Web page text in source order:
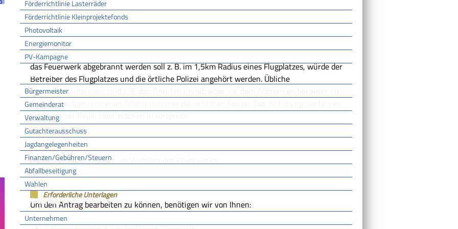
Förderrichtlinie Lasterräder
Förderrichtlinie Kleinprojektefonds
Photovoltaik
Energiemonitor
PV-Kampagne
Rathaus
Bürgermeister
Gemeinderat
Verwaltung
Gutachterausschuss
Jagdangelegenheiten
Finanzen/Gebühren/Steuern
Abfallbeseitigung
Wahlen
Wirtschaft
Unternehmen
Sie können mit dem Online Antrag eine Aufstiegserlaubnis beantragen.
Im Anhörungsverfahren werden von dem Feuerwerk betroffene Stellen per Mail über das
Vorhaben informiert und können Nebenbestimmungen rückmelden. Liegt der Ort, an dem
das Feuerwerk abgebrannt werden soll z. B. im 1,5km Radius eines Flugplatzes, würde der
Betreiber des Flugplatzes und die örtliche Polizei angehört werden. Übliche
Nebenbestimmungen sind z. B. das Anrufen unmittelbar vor dem Abbrennen bei einer im
Bescheid aufgenommenen Telefonnummer der örtlichen Polizei. Das Anhörungsverfahren
nimmt in der Regel zwei Wochen in Anspruch.
Fristen
Mindestens drei Wochen vor Aufstieg des Feuerwerks.
Erforderliche Unterlagen
Um den Antrag bearbeiten zu können, benötigen wir von Ihnen: